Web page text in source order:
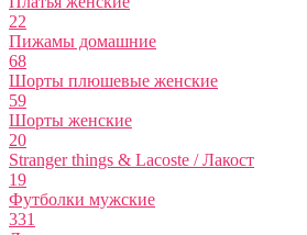
22
Пижамы домашние
68
Шорты плюшевые женские
59
Шорты женские
20
Stranger things & Lacoste / Лакост
19
Футболки мужские
331